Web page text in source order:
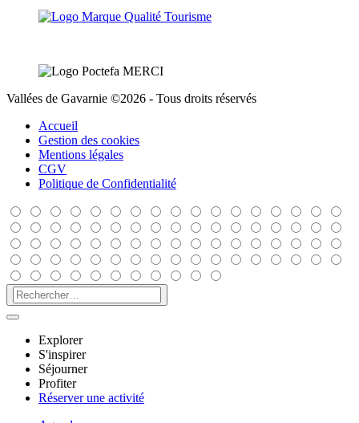
Vallées de Gavarnie ©2026 - Tous droits réservés
Accueil
Gestion des cookies
Mentions légales
CGV
Politique de Confidentialité
Explorer
S'inspirer
Séjourner
Profiter
Réserver une activité